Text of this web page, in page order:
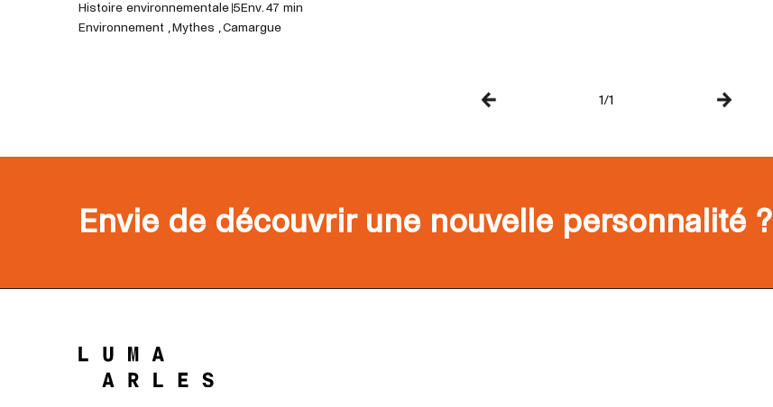
Histoire environnementale 5Env. 47 min
Environnement , Mythes , Camargue
1/1
Envie de découvrir une nouvelle personnalité ?